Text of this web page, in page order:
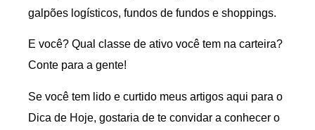
galpões logísticos, fundos de fundos e shoppings.
E você? Qual classe de ativo você tem na carteira?
Conte para a gente!
Se você tem lido e curtido meus artigos aqui para o
Dica de Hoje, gostaria de te convidar a conhecer o